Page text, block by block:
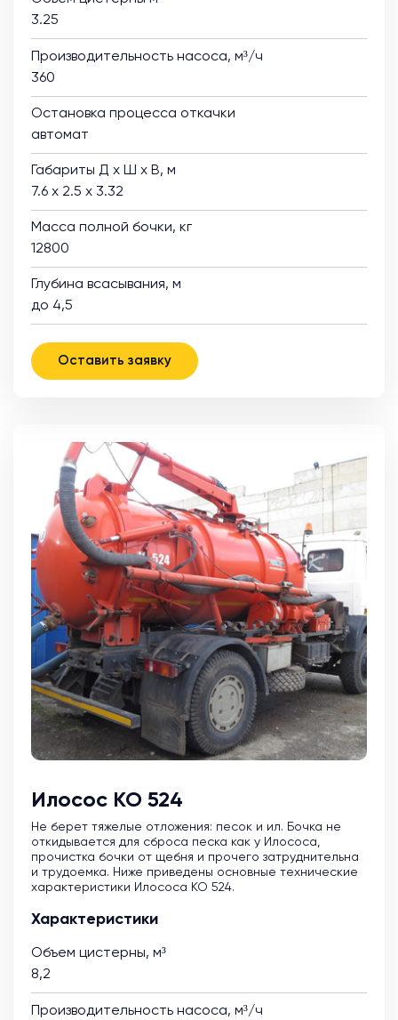
3.25
Производительность насоса, м³/ч
360
Остановка процесса откачки
автомат
Габариты Д х Ш х В, м
7.6 х 2.5 х 3.32
Масса полной бочки, кг
12800
Глубина всасывания, м
до 4,5
Оставить заявку
Илосос КО 524
Не берет тяжелые отложения: песок и ил. Бочка не
откидывается для сброса песка как у Илососа,
прочистка бочки от щебня и прочего затруднительна
и трудоемка. Ниже приведены основные технические
характеристики Илососа КО 524.
Характеристики
Объем цистерны, м³
8,2
Производительность насоса, м³/ч